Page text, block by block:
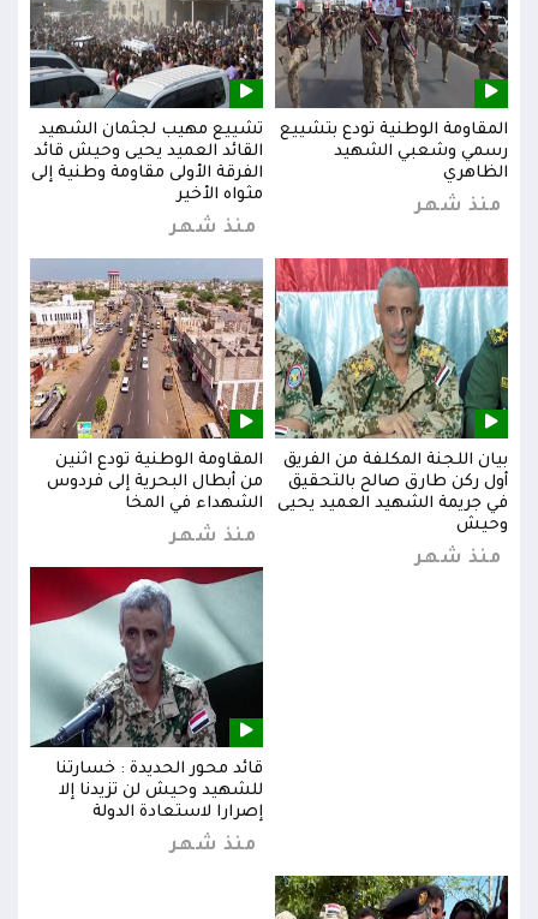
المقاومة الوطنية تودع بتشييع
رسمي وشعبي الشهيد
الظاهري
منذ شهر
تشييع مهيب لجثمان الشهيد
القائد العميد يحيى وحيش قائد
الفرقة الأولى مقاومة وطنية إلى
مثواه الأخير
منذ شهر
بيان اللجنة المكلفة من الفريق
أول ركن طارق صالح بالتحقيق
في جريمة الشهيد العميد يحيى
وحيش
منذ شهر
المقاومة الوطنية تودع اثنين
من أبطال البحرية إلى فردوس
الشهداء في المخا
منذ شهر
قائد محور الحديدة : خسارتنا
للشهيد وحيش لن تزيدنا إلا
إصرارا لاستعادة الدولة
منذ شهر